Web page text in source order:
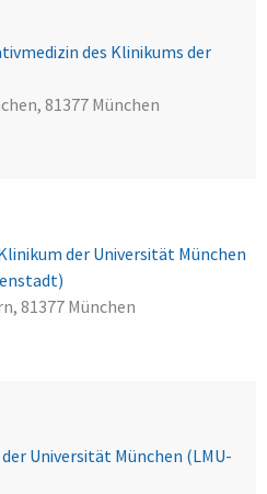
des Klinikums der
81377 München
der Universität München
81377 München
Universität München (LMU-